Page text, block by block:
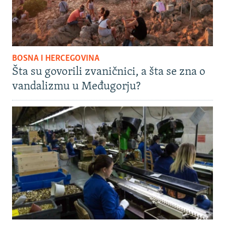
BOSNA I HERCEGOVINA
Šta su govorili zvaničnici, a šta se zna o
vandalizmu u Međugorju?